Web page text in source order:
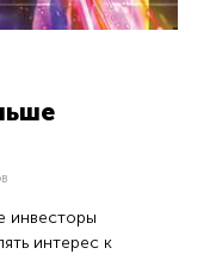
инвесторы
интерес к